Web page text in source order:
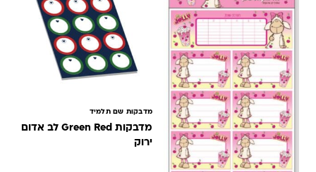
מדבקות שם תלמיד
מדבקות Green Red לב אדום
ירוק